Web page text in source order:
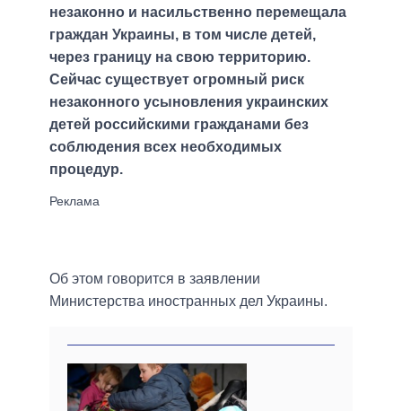
незаконно и насильственно перемещала
граждан Украины, в том числе детей,
через границу на свою территорию.
Сейчас существует огромный риск
незаконного усыновления украинских
детей российскими гражданами без
соблюдения всех необходимых
процедур.
Об этом говорится в заявлении
Министерства иностранных дел Украины.